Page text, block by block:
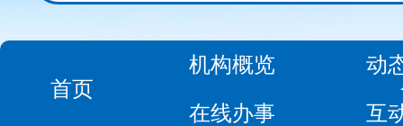
首页
机构概览
动
在线办事
互